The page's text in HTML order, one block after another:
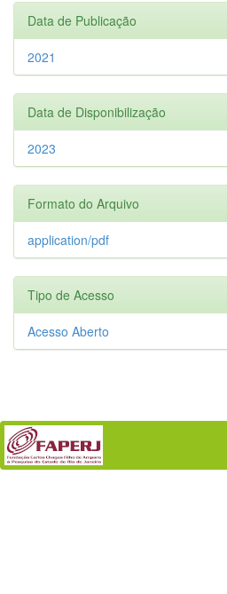
Data de Publicação
2021
Data de Disponibilização
2023
Formato do Arquivo
application/pdf
Tipo de Acesso
Acesso Aberto